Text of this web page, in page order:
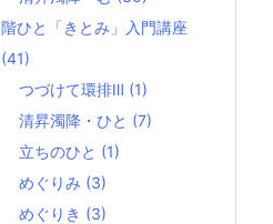
階ひと「きとみ」入門講座
(41)
つづけて環排Ⅲ (1)
清昇濁降・ひと (7)
立ちのひと (1)
めぐりみ (3)
めぐりき (3)